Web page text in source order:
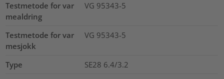
Testmetode for var
mealdring
VG 95343-5
Testmetode for var
mesjokk
VG 95343-5
Type
SE28 6.4/3.2